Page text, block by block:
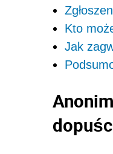
Kto
Jak